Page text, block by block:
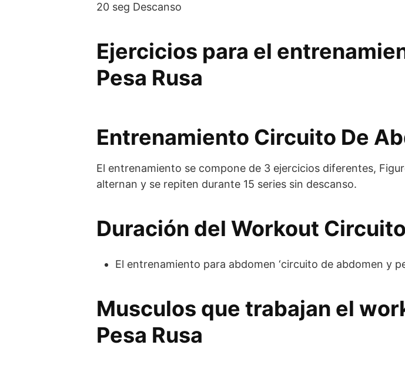
20 seg Descanso
Ejercicios para el
Pesa Rusa
Entrenamiento Circuito De
El entrenamiento se compone de 3 ejercicios diferentes,
alternan y se repiten durante 15 series sin descanso.
Duración del Workout
El entrenamiento para abdomen ‘circuito de abdomen y
Musculos que trabajan el
Pesa Rusa